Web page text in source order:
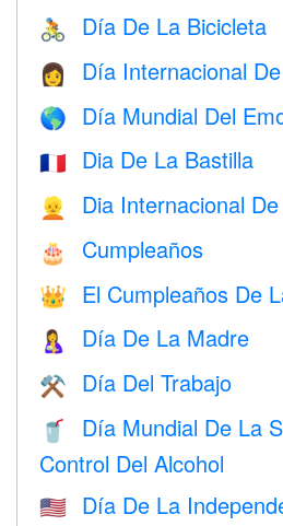
🚴 Día De La Bicicleta
👩 Día Internacional
🌎 Día Mundial Del
🇫🇷 Dia De La Bastilla
👱 Dia Internacional
🎂 Cumpleaños
👑 El Cumpleaños De
🤱 Día De La Madre
⚒️ Día Del Trabajo
🥤
Día Mundial De La
Control Del Alcohol
🇺🇸 Día De La